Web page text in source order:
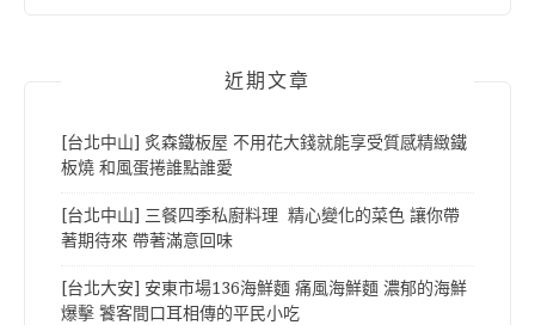
近期文章
[台北中山] 炙森鐵板屋 不用花大錢就能享受質感精緻鐵
板燒 和風蛋捲誰點誰愛
[台北中山] 三餐四季私廚料理 精心變化的菜色 讓你帶
著期待來 帶著滿意回味
[台北大安] 安東市場136海鮮麵 痛風海鮮麵 濃郁的海鮮
爆擊 饕客間口耳相傳的平民小吃